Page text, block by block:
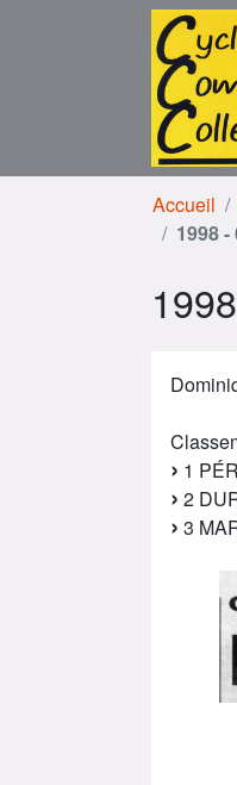
Aller à la navigation
Accueil
1998
1
2
3